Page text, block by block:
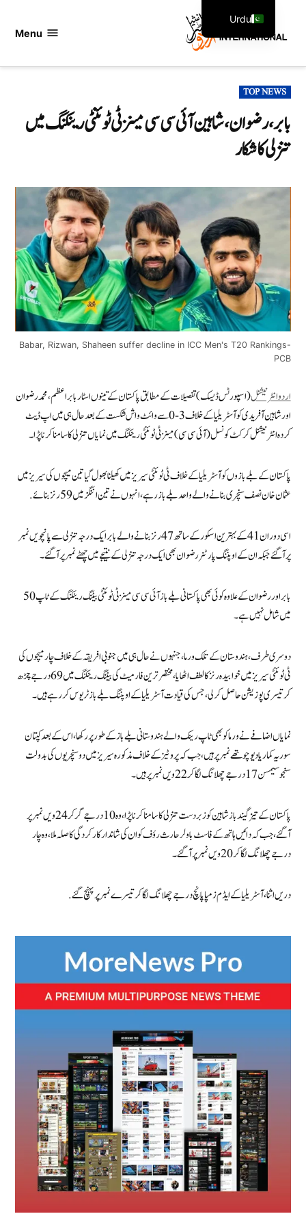
Menu
POSTED
IN
TOP NEWS
بابر، رضوان، شاہین آئی سی سی مینز ٹی ٹوئنٹی رینکنگ میں
تنزلی کا شکار
Babar, Rizwan, Shaheen suffer decline in ICC Men's T20 Rankings-
PCB
اردوانٹرنیشنل(اسپورٹس ڈیسک) تفصیلات کے مطابق پاکستان کے تینوں اسٹار بابر اعظم، محمد رضوان
اور شاہین آفریدی کو آسٹریلیا کے خلاف 3-0 سے وائٹ واش شکست کے بعد حال ہی میں اپ ڈیٹ
کردہ انٹرنیشنل کرکٹ کونسل (آئی سی سی) مینز ٹی ٹوئنٹی رینکنگ میں نمایاں تنزلی کا سامنا کرنا پڑا۔
پاکستان کے بلے بازوں کو آسٹریلیا کے خلاف ٹی ٹوئنٹی سیریز میں کھیلنا بھول گیا تین میچوں کی سیریز میں
عثمان خان نصف سنچری بنانے والے واحد بلے باز رہے، انہوں نے تین اننگز میں 59 رنز بنائے .
اسی دوران 41 کے بہترین اسکور کے ساتھ 47 رنز بنانے والے بابر ایک درجہ تنزلی سے پانچویں نمبر
پر آ گئے جبکہ ان کے اوپننگ پارٹنر رضوان بھی ایک درجہ تنزلی کے نتیجے میں چھٹے نمبر پر آ گئے۔
بابر اور رضوان کے علاوہ کوئی بھی پاکستانی بلے باز آئی سی سی مینز ٹی ٹوئنٹی بیٹنگ رینکنگ کے ٹاپ 50
میں شامل نہیں ہے۔
دوسری طرف، ہندوستان کے تلک ورما، جنہوں نے حال ہی میں جنوبی افریقہ کے خلاف چار میچوں کی
ٹی ٹوئنٹی سیریز میں خوابیدہ رنز کا لطف اٹھایا، مختصر ترین فارمیٹ کی بیٹنگ رینکنگ میں 69 درجے چڑھ
کر تیسری پوزیشن حاصل کر لی، جس کی قیادت آسٹریلیا کے اوپننگ بلے باز ٹریوس کر رہے ہیں۔
نمایاں اضافے نے ورما کو بھی ٹاپ رینک والے ہندوستانی بلے باز کے طور پر رکھا، اس کے بعد کپتان
سوریہ کمار یادیو چوتھے نمبر پر ہیں، جب کہ پروٹیز کے خلاف مذکورہ سیریز میں دو سنچریوں کی بدولت
سنجو سیمسن 17 درجے چھلانگ لگا کر 22 ویں نمبر پر ہیں۔
پاکستان کے تیز گیند باز شاہین کو زبردست تنزلی کا سامنا کرنا پڑا، وہ 10 درجے گر کر 24 ویں نمبر پر
آگئے، جب کہ دائیں ہاتھ کے فاسٹ باولر حارث رؤف کو ان کی شاندار کارکردگی کا صلہ ملا، وہ چار
درجے چھلانگ لگا کر 20 ویں نمبر پر آگئے۔
دریں اثنا، آسٹریلیا کے ایڈم زمپا پانچ درجے چھلانگ لگا کر تیسرے نمبر پر پہنچ گئے.
Urdu
English